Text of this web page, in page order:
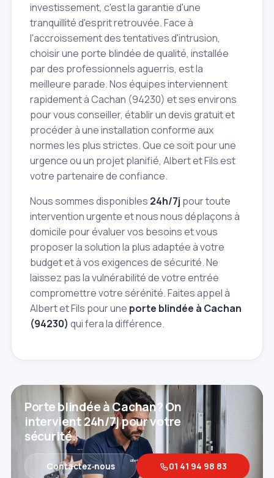
investissement, c'est la garantie d'une
tranquillité d'esprit retrouvée. Face à
l'accroissement des tentatives d'intrusion,
choisir une porte blindée de qualité, installée
par des professionnels aguerris, est la
meilleure parade. Nos équipes interviennent
rapidement à Cachan (94230) et ses environs
pour vous conseiller, établir un devis gratuit et
procéder à une installation conforme aux
normes les plus strictes. Que ce soit pour une
urgence ou un projet planifié, Albert et Fils est
votre partenaire de confiance.
Nous sommes disponibles 24h/7j pour toute
intervention urgente et nous nous déplaçons à
domicile pour évaluer vos besoins et vous
proposer la solution la plus adaptée à votre
budget et à vos exigences de sécurité. Ne
laissez pas la vulnérabilité de votre entrée
compromettre votre sérénité. Faites appel à
Albert et Fils pour une porte blindée à Cachan
(94230) qui fera la différence.
Porte blindée à Cachan? On
intervient 24h/7j pour votre
sécurité.
Contactez‑nous 01 41 94 98 83